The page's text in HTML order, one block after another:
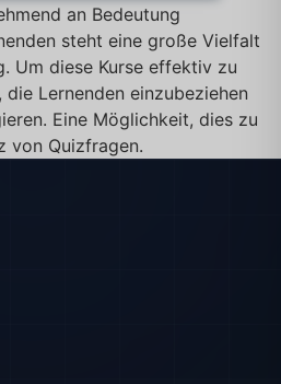
an Bedeutung
steht eine große Vielfalt
Um diese Kurse effektiv zu
Lernenden einzubeziehen
Eine Möglichkeit, dies zu
von Quizfragen.